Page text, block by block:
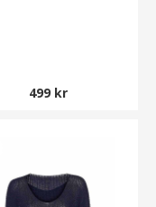
499 kr